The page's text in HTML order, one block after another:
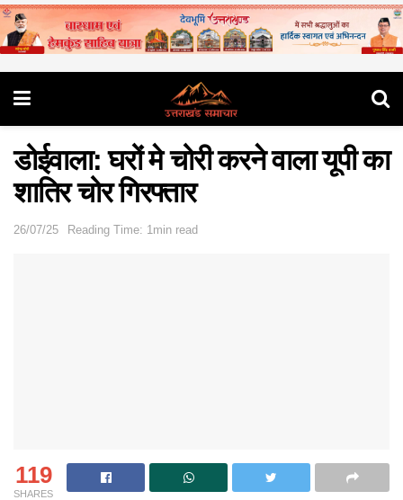
डोईवाला: घरों मे चोरी करने वाला यूपी का
शातिर चोर गिरफ्तार
26/07/25 Reading Time: 1min read
119
SHARES